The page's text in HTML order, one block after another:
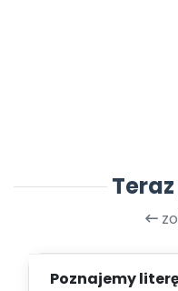
Poznajemy literę